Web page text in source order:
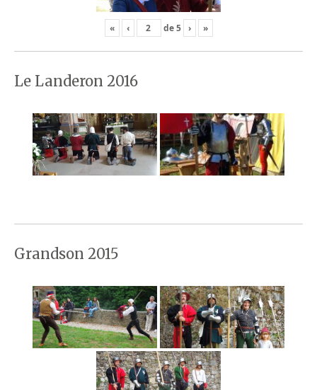
« ‹ de5 › »
Le Landeron 2016
Grandson 2015